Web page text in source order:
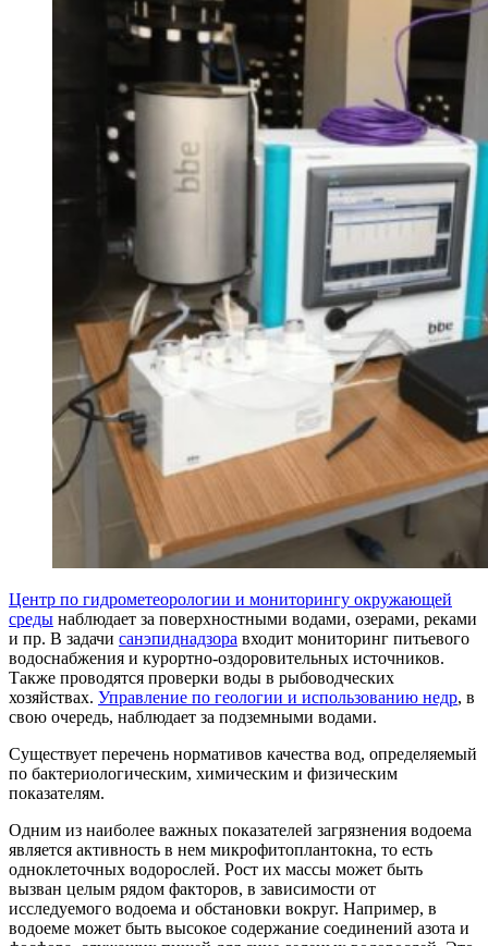
Центр по гидрометеорологии и мониторингу окружающей
среды наблюдает за поверхностными водами, озерами, реками
и пр. В задачи санэпиднадзора входит мониторинг питьевого
водоснабжения и курортно-оздоровительных источников.
Также проводятся проверки воды в рыбоводческих
хозяйствах. Управление по геологии и использованию недр, в
свою очередь, наблюдает за подземными водами.
Существует перечень нормативов качества вод, определяемый
по бактериологическим, химическим и физическим
показателям.
Одним из наиболее важных показателей загрязнения водоема
является активность в нем микрофитоплантокна, то есть
одноклеточных водорослей. Рост их массы может быть
вызван целым рядом факторов, в зависимости от
исследуемого водоема и обстановки вокруг. Например, в
водоеме может быть высокое содержание соединений азота и